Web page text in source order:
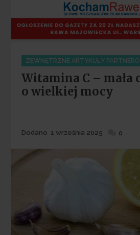
Categories
ZEWNĘTRZNE ARTYKUŁY
Witamina C – mała
o wielkiej mocy
Dodane
Dodano 1 września 2025 0